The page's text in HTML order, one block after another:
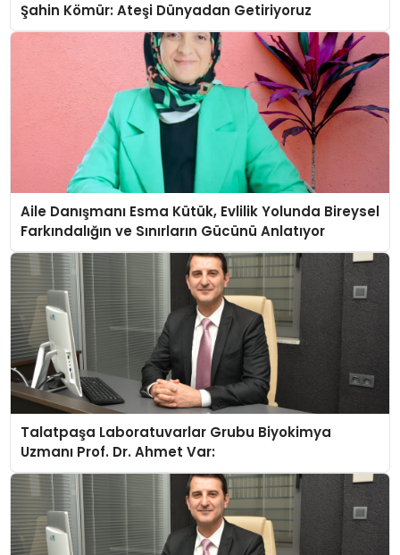
Şahin Kömür: Ateşi Dünyadan Getiriyoruz
Aile Danışmanı Esma Kütük, Evlilik Yolunda Bireysel
Farkındalığın ve Sınırların Gücünü Anlatıyor
Talatpaşa Laboratuvarlar Grubu Biyokimya
Uzmanı Prof. Dr. Ahmet Var: